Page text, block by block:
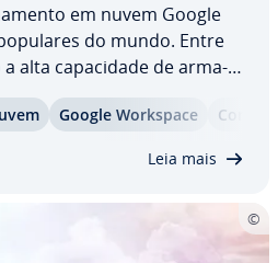
em nuvem Google
do mundo. Entre
a alta ca­pa­ci­dade de ar­ma­
com diversos
Porém, algumas al­ter­
Google Workspace
Leia mais